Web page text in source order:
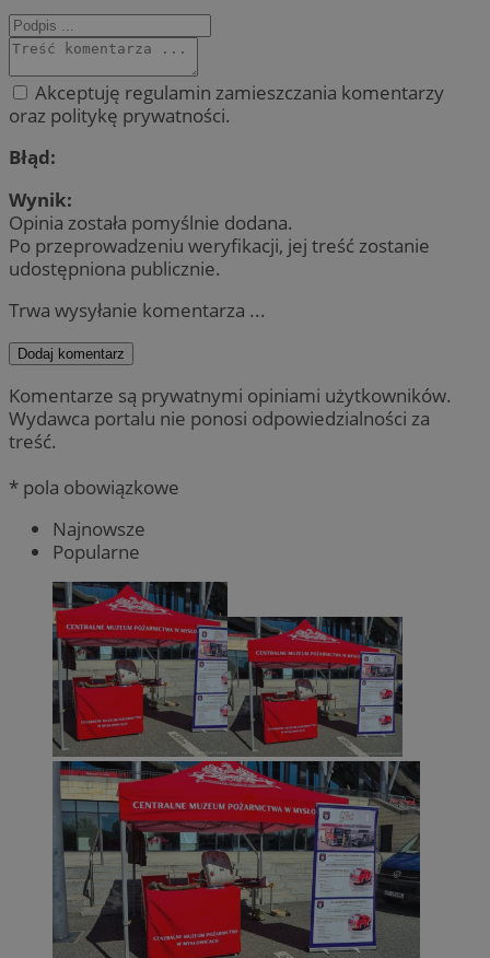
Akceptuję regulamin zamieszczania komentarzy
oraz politykę prywatności.
Błąd:
Wynik:
Opinia została pomyślnie dodana.
Po przeprowadzeniu weryfikacji, jej treść zostanie
udostępniona publicznie.
Trwa wysyłanie komentarza ...
Dodaj komentarz
Komentarze są prywatnymi opiniami użytkowników.
Wydawca portalu nie ponosi odpowiedzialności za
treść.
* pola obowiązkowe
Najnowsze
Popularne